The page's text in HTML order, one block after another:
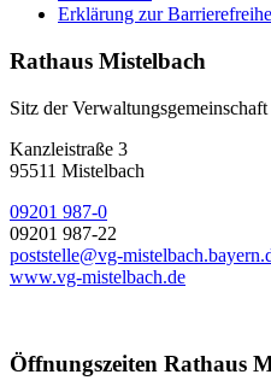
Erklärung zur
Rathaus Mistelbach
Sitz der Verwaltungsgemeinschaft
Kanzleistraße 3
95511 Mistelbach
09201 987-0
09201 987-22
poststelle@vg-
www.vg-mistelbach.de
Öffnungszeiten Rathaus